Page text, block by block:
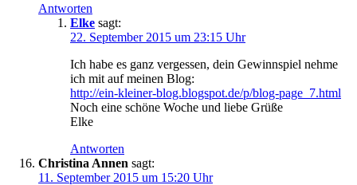
Antworten
Elke sagt:
22. September 2015 um 23:15 Uhr
Ich habe es ganz vergessen, dein Gewinnspiel nehme
ich mit auf meinen Blog:
http://ein-kleiner-blog.blogspot.de/p/blog-page_7.html
Noch eine schöne Woche und liebe Grüße
Elke
Antworten
Christina Annen sagt:
11. September 2015 um 15:20 Uhr